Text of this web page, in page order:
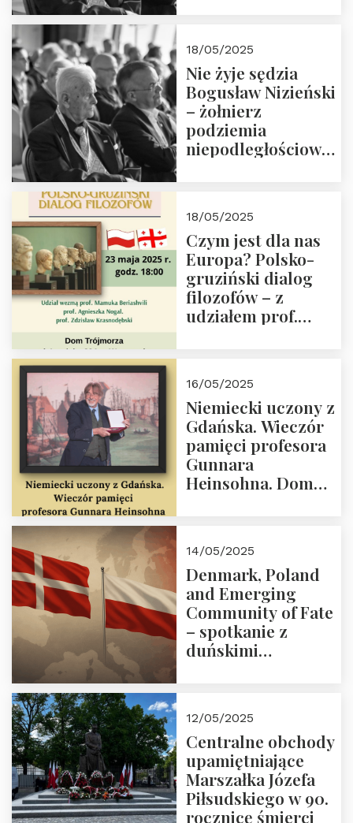
18/05/2025
Nie żyje sędzia
Bogusław Nizieński
– żołnierz
podziemia
niepodległościowego
społeczny, członek
Kapituły Nagrody
im. Prezydenta
Lecha
Kaczyńskiego.
Wielki autorytet.
18/05/2025
Czym jest dla nas
Europa? Polsko-
gruziński dialog
filozofów – z
udziałem prof.
Dom Trójmorza 23
maja 2025 r. godz.
18:00.
16/05/2025
Niemiecki uczony z
Gdańska. Wieczór
pamięci profesora
Gunnara
Heinsohna. Dom
14/05/2025
Denmark, Poland
and Emerging
Community of Fate
– spotkanie z
duńskimi
12/05/2025
Centralne obchody
upamiętniające
Marszałka Józefa
Piłsudskiego w 90.
rocznicę śmierci